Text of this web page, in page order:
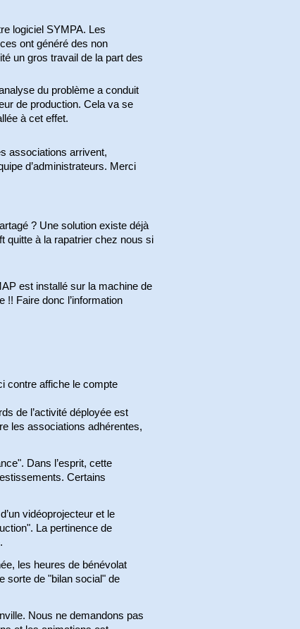
logiciel SYMPA. Les
ont généré des non
un gros travail de la part des
du problème a conduit
de production. Cela va se
à cet effet.
associations arrivent,
d’administrateurs. Merci
? Une solution existe déjà
quitte à la rapatrier chez nous si
est installé sur la machine de
!! Faire donc l’information
contre affiche le compte
de l’activité déployée est
les associations adhérentes,
Dans l’esprit, cette
Certains
vidéoprojecteur et le
La pertinence de
les heures de bénévolat
sorte de "bilan social" de
Nous ne demandons pas